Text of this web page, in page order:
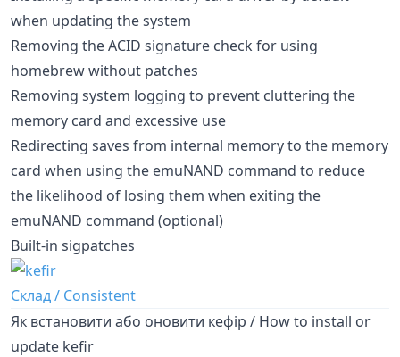
when updating the system
Removing the ACID signature check for using
homebrew without patches
Removing system logging to prevent cluttering the
memory card and excessive use
Redirecting saves from internal memory to the memory
card when using the emuNAND command to reduce
the likelihood of losing them when exiting the
emuNAND command (optional)
Built-in sigpatches
Склад / Consistent
Як встановити або оновити кефір / How to install or
update kefir